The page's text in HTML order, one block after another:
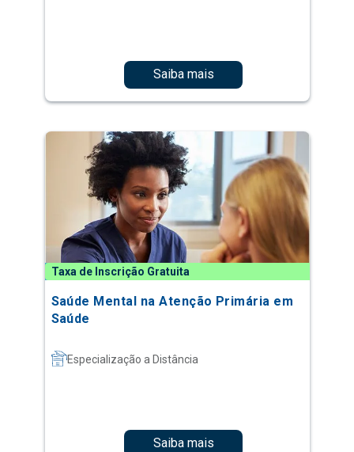
Saiba mais
Taxa de Inscrição Gratuita
Saúde Mental na Atenção Primária em
Saúde
Especialização a Distância
Saiba mais